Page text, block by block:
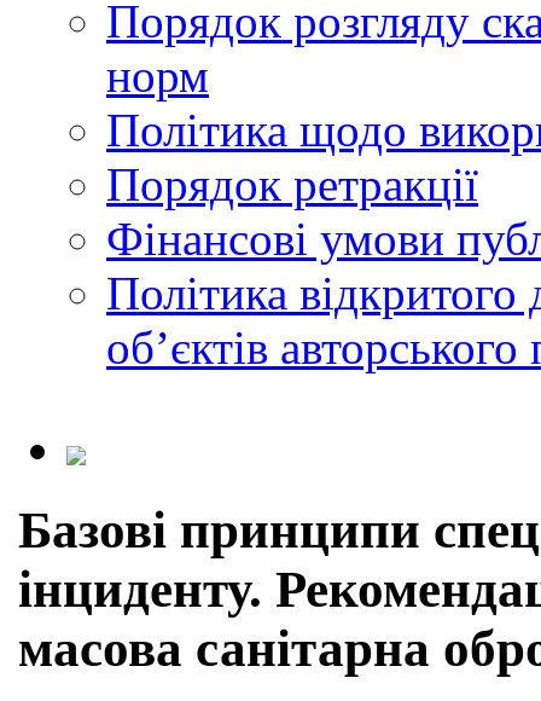
Порядок розгляду
норм
Політика щодо
Порядок ретракції
Фінансові умови
Політика
обʼєктів авторського
Базові принципи
інциденту.
масова санітарна